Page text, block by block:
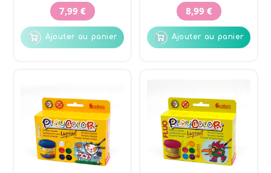
7,99 €
Ajouter au panier
8,99 €
Ajouter au panier